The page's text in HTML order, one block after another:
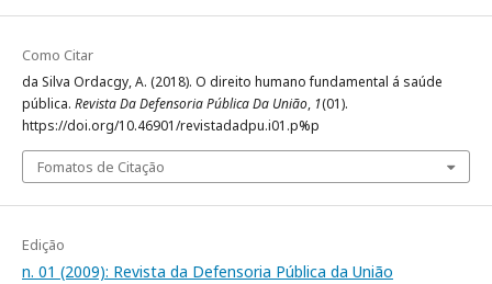
Como Citar
da Silva Ordacgy, A. (2018). O direito humano fundamental á saúde
pública. Revista Da Defensoria Pública Da União, 1(01).
https://doi.org/10.46901/revistadadpu.i01.p%p
Fomatos de Citação
Edição
n. 01 (2009): Revista da Defensoria Pública da União